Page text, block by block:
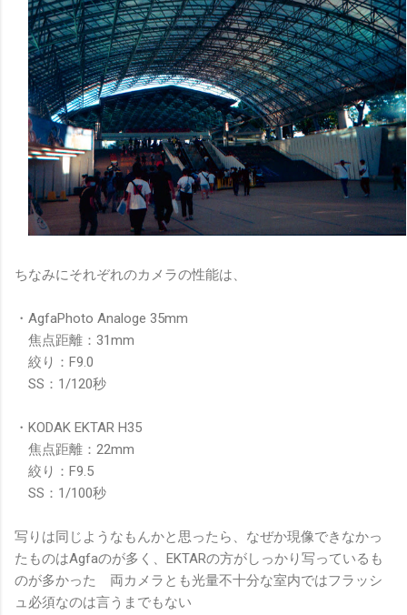
ちなみにそれぞれのカメラの性能は、
・AgfaPhoto Analoge 35mm
焦点距離：31mm
絞り：F9.0
SS：1/120秒
・KODAK EKTAR H35
焦点距離：22mm
絞り：F9.5
SS：1/100秒
写りは同じようなもんかと思ったら、なぜか現像できなかっ
たものはAgfaのが多く、EKTARの方がしっかり写っているも
のが多かった 両カメラとも光量不十分な室内ではフラッシ
ュ必須なのは言うまでもない